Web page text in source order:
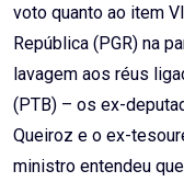
voto quanto ao item
República (PGR) na
lavagem aos réus
(PTB) – os ex-
Queiroz e o ex-
ministro entendeu